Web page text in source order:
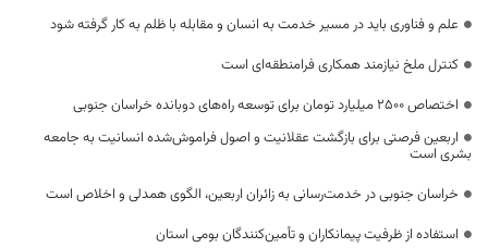
علم و فناوری باید در مسیر خدمت به انسان و مقابله با ظلم به کار گرفته شود
کنترل ملخ نیازمند همکاری فرامنطقه‌ای است
اختصاص 2500 میلیارد تومان برای توسعه راه‌های دوبانده خراسان جنوبی
اربعین فرصتی برای بازگشت عقلانیت و اصول فراموش‌شده انسانیت به جامعه
بشری است
خراسان جنوبی در خدمت‌رسانی به زائران اربعین، الگوی همدلی و اخلاص است
استفاده از ظرفیت پیمانکاران و تأمین‌کنندگان بومی استان